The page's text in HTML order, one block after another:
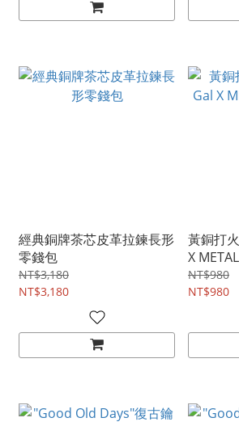
經典銅牌茶芯皮革拉鍊長形
零錢包
NT$3,180
NT$3,180
黃銅打
X
NT$980
NT$980